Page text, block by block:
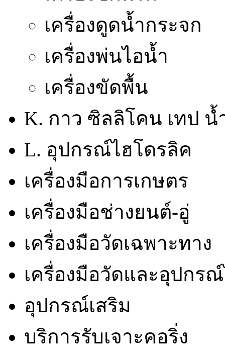
เครื่องดูดน้ำกระจก
เครื่องพ่นไอน้ำ
เครื่องขัดพื้น
K. กาว ซิลลิโคน เทป น้
L. อุปกรณ์ไฮโดรลิค
เครื่องมือการเกษตร
เครื่องมือช่างยนต์-อู่
เครื่องมือวัดเฉพาะทาง
เครื่องมือวัดและอุปกร
อุปกรณ์เสริม
บริการรับเจาะคอริ่ง